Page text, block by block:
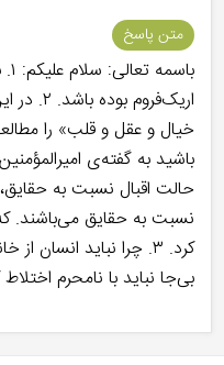
متن پاسخ
خیال و عقل و قلب» را
باشید به گفته‌ی
حالت اقبال نسبت به
نسبت به حقایق می‌باشند.
کرد. ۳. چرا نباید انسان
بی‌جا نباید با نامحرم